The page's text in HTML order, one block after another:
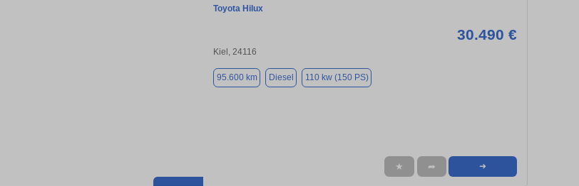
Toyota Hilux
30.490 €
Kiel, 24116
95.600 km Diesel 110 kw (150 PS)
★ ➦ ➜